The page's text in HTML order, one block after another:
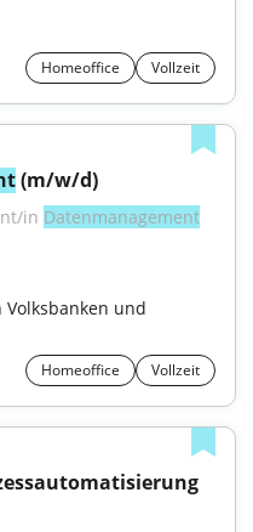
Homeoffice Vollzeit
(m/w/d)
in Datenmanagement
und
Homeoffice Vollzeit